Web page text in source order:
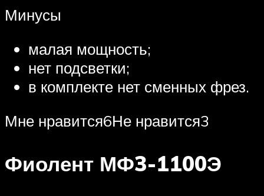
Минусы
малая мощность;
нет подсветки;
в комплекте нет сменных фрез.
Мне нравится6Не нравится3
Фиолент МФ3-1100Э